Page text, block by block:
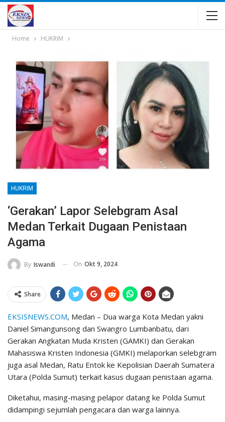
Home HUKRIM
HUKRIM
‘Gerakan’ Lapor Selebgram Asal
Medan Terkait Dugaan Penistaan
Agama
By Iswandi On Okt 9, 2024
Share
EKSISNEWS.COM, Medan – Dua warga Kota Medan yakni
Daniel Simangunsong dan Swangro Lumbanbatu, dari
Gerakan Angkatan Muda Kristen (GAMKI) dan Gerakan
Mahasiswa Kristen Indonesia (GMKI) melaporkan selebgram
juga asal Medan, Ratu Entok ke Kepolisian Daerah Sumatera
Utara (Polda Sumut) terkait kasus dugaan penistaan agama.
Diketahui, masing-masing pelapor datang ke Polda Sumut
didampingi sejumlah pengacara dan warga lainnya.